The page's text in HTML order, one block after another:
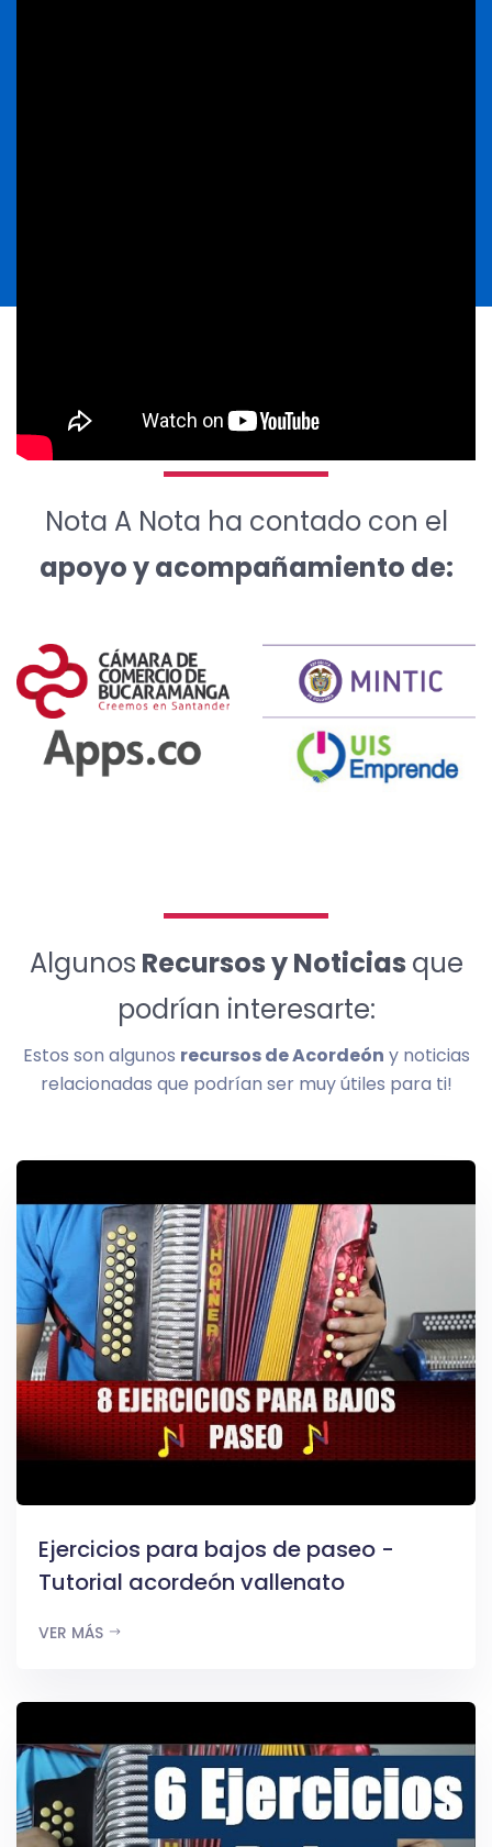
Nota A Nota ha contado con el
apoyo y acompañamiento de:
Algunos Recursos y Noticias que
podrían interesarte:
Estos son algunos recursos de Acordeón y noticias
relacionadas que podrían ser muy útiles para ti!
Ejercicios para bajos de paseo -
Tutorial acordeón vallenato
VER MÁS